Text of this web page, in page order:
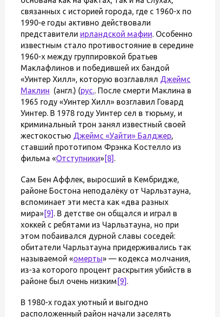
связанных с историей города, где с 1960-х по
1990-е годы активно действовали
представители ирландской мафии. Особенно
известным стало противостояние в середине
1960-х между группировкой братьев
Маклафлинов и победившей их бандой
«Уинтер Хилл», которую возглавлял Джеймс
Маклин (англ.) (рус.. После смерти Маклина в
1965 году «Уинтер Хилл» возглавил Говард
Уинтер. В 1978 году Уинтер сел в тюрьму, и
криминальный трон занял известный своей
жестокостью Джеймс «Уайти» Балджер,
ставший прототипом Фрэнка Костелло из
фильма «Отступники»[8] .
Сам Бен Аффлек, выросший в Кембридже,
районе Бостона неподалёку от Чарльзтауна,
вспоминает эти места как «два разных
мира»[9] . В детстве он общался и играл в
хоккей с ребятами из Чарльзтауна, но при
этом побаивался дурной славы соседей:
обитатели Чарльзтауна придерживались так
называемой «омерты» — кодекса молчания,
из-за которого процент раскрытия убийств в
районе был очень низким [9] .
В 1980-х годах уютный и выгодно
расположенный район начали заселять